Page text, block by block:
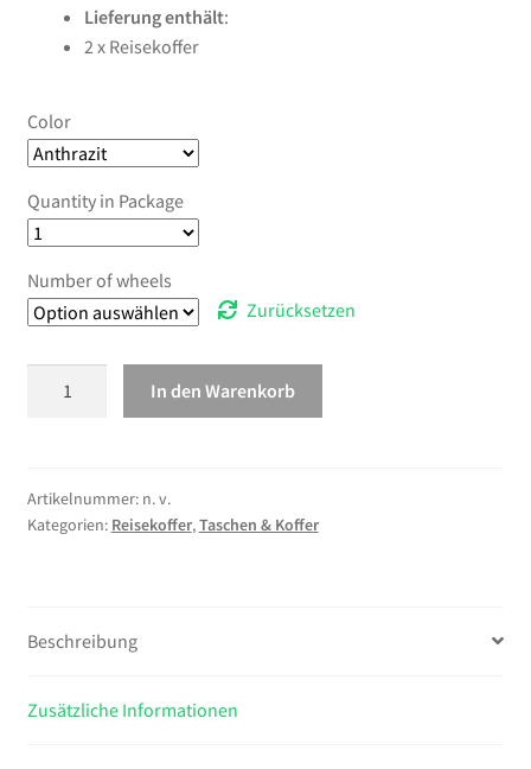
Lieferung enthält:
2 x Reisekoffer
Color
Quantity in Package
Number of wheels
Zurücksetzen
2
Stk.
In den Warenkorb
Artikelnummer: n. v.
Kategorien: Reisekoffer,Taschen & Koffer
Beschreibung
Zusätzliche Informationen